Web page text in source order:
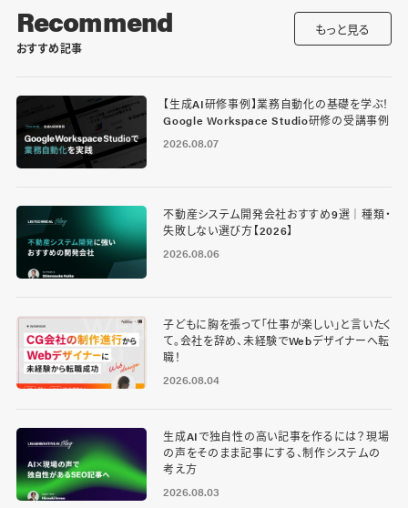
Recommend
おすすめ記事
もっと見る
【生成AI研修事例】業務自動化の基礎を学ぶ！
Google Workspace Studio研修の受講事例
2026.08.07
不動産システム開発会社おすすめ9選｜種類・
失敗しない選び方【2026】
2026.08.06
子どもに胸を張って「仕事が楽しい」と言いたく
て。会社を辞め、未経験でWebデザイナーへ転
職！
2026.08.04
生成AIで独自性の高い記事を作るには？現場
の声をそのまま記事にする、制作システムの
考え方
2026.08.03